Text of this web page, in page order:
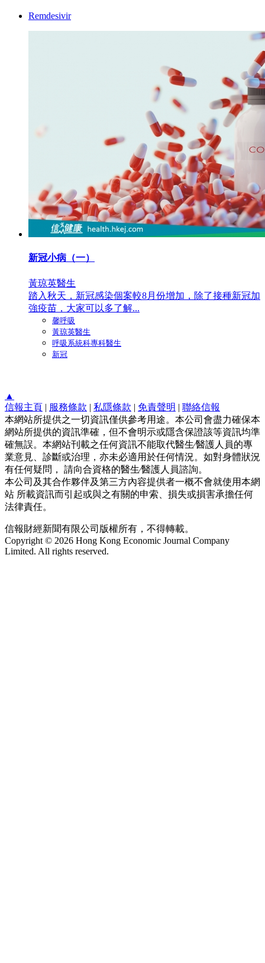
Remdesivir
新冠小病（一）
黃琼英醫生
踏入秋天，新冠感染個案較8月份增加，除了接種新冠加
強疫苗，大家可以多了解...
馨呼吸
黃琼英醫生
呼吸系統科專科醫生
新冠
▲
信報主頁 | 服務條款 | 私隱條款 | 免責聲明 | 聯絡信報
本網站所提供之一切資訊僅供參考用途。本公司會盡力確保本
網站所提供的資訊準確，但不會明示或隱含保證該等資訊均準
確無誤。本網站刊載之任何資訊不能取代醫生∕醫護人員的專
業意見、診斷或治理，亦未必適用於任何情況。如對身體狀況
有任何疑問， 請向合資格的醫生∕醫護人員諮詢。
本公司及其合作夥伴及第三方內容提供者一概不會就使用本網
站 所載資訊而引起或與之有關的申索、損失或損害承擔任何
法律責任。
信報財經新聞有限公司版權所有，不得轉載。
Copyright © 2026 Hong Kong Economic Journal Company
Limited. All rights reserved.